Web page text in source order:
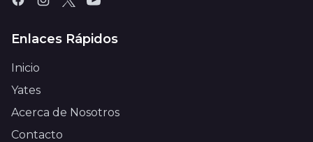
Enlaces Rápidos
Inicio
Yates
Acerca de Nosotros
Contacto